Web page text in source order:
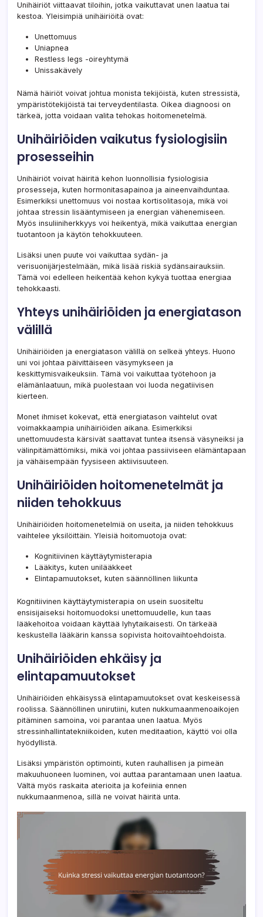
Unihäiriöt viittaavat tiloihin, jotka vaikuttavat unen laatua tai
kestoa. Yleisimpiä unihäiriöitä ovat:
Unettomuus
Uniapnea
Restless legs -oireyhtymä
Unissakävely
Nämä häiriöt voivat johtua monista tekijöistä, kuten stressistä,
ympäristötekijöistä tai terveydentilasta. Oikea diagnoosi on
tärkeä, jotta voidaan valita tehokas hoitomenetelmä.
Unihäiriöiden vaikutus fysiologisiin
prosesseihin
Unihäiriöt voivat häiritä kehon luonnollisia fysiologisia
prosesseja, kuten hormonitasapainoa ja aineenvaihduntaa.
Esimerkiksi unettomuus voi nostaa kortisolitasoja, mikä voi
johtaa stressin lisääntymiseen ja energian vähenemiseen.
Myös insuliiniherkkyys voi heikentyä, mikä vaikuttaa energian
tuotantoon ja käytön tehokkuuteen.
Lisäksi unen puute voi vaikuttaa sydän- ja
verisuonijärjestelmään, mikä lisää riskiä sydänsairauksiin.
Tämä voi edelleen heikentää kehon kykyä tuottaa energiaa
tehokkaasti.
Yhteys unihäiriöiden ja energiatason
välillä
Unihäiriöiden ja energiatason välillä on selkeä yhteys. Huono
uni voi johtaa päivittäiseen väsymykseen ja
keskittymisvaikeuksiin. Tämä voi vaikuttaa työtehoon ja
elämänlaatuun, mikä puolestaan voi luoda negatiivisen
kierteen.
Monet ihmiset kokevat, että energiatason vaihtelut ovat
voimakkaampia unihäiriöiden aikana. Esimerkiksi
unettomuudesta kärsivät saattavat tuntea itsensä väsyneiksi ja
välinpitämättömiksi, mikä voi johtaa passiiviseen elämäntapaan
ja vähäisempään fyysiseen aktiivisuuteen.
Unihäiriöiden hoitomenetelmät ja
niiden tehokkuus
Unihäiriöiden hoitomenetelmiä on useita, ja niiden tehokkuus
vaihtelee yksilöittäin. Yleisiä hoitomuotoja ovat:
Kognitiivinen käyttäytymisterapia
Lääkitys, kuten unilääkkeet
Elintapamuutokset, kuten säännöllinen liikunta
Kognitiivinen käyttäytymisterapia on usein suositeltu
ensisijaiseksi hoitomuodoksi unettomuudelle, kun taas
lääkehoitoa voidaan käyttää lyhytaikaisesti. On tärkeää
keskustella lääkärin kanssa sopivista hoitovaihtoehdoista.
Unihäiriöiden ehkäisy ja
elintapamuutokset
Unihäiriöiden ehkäisyssä elintapamuutokset ovat keskeisessä
roolissa. Säännöllinen unirutiini, kuten nukkumaanmenoaikojen
pitäminen samoina, voi parantaa unen laatua. Myös
stressinhallintatekniikoiden, kuten meditaation, käyttö voi olla
hyödyllistä.
Lisäksi ympäristön optimointi, kuten rauhallisen ja pimeän
makuuhuoneen luominen, voi auttaa parantamaan unen laatua.
Vältä myös raskaita aterioita ja kofeiinia ennen
nukkumaanmenoa, sillä ne voivat häiritä unta.